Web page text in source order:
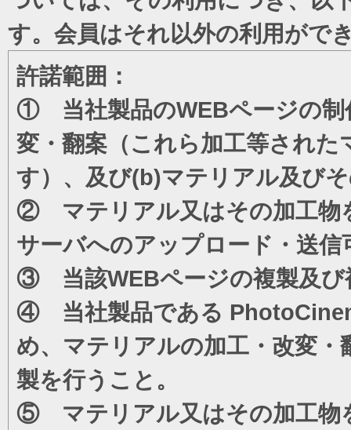
す。会員はそれ以外の利用がで
許諾範囲：
① 当社製品のWEBページの制
変・翻案（これら加工等され
す）、及び(b)マテリアル及び
② マテリアル又はその加工物
サーバへのアップロード・送信
③ 当該WEBページの複製及び
④ 当社製品である
め、マテリアルの加工・改変
製を行うこと。
⑤ マテリアル又はその加工物